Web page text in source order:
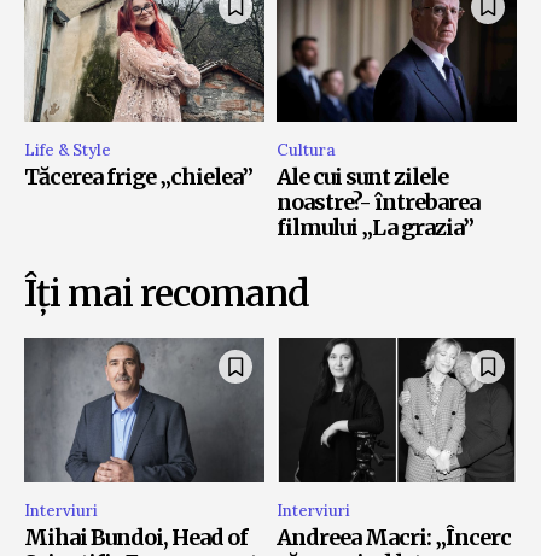
Life & Style
Tăcerea frige „chielea”
Cultura
Ale cui sunt zilele
noastre?- întrebarea
filmului „La grazia”
Îți mai recomand
Interviuri
Mihai Bundoi, Head of
Interviuri
Andreea Macri: „Încerc